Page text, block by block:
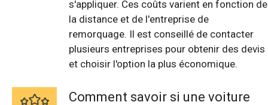
s'appliquer. Ces coûts varient en fonction de
la distance et de l'entreprise de
remorquage. Il est conseillé de contacter
plusieurs entreprises pour obtenir des devis
et choisir l'option la plus économique.
Comment savoir si une voiture